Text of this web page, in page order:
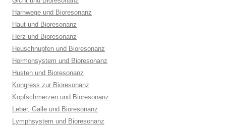
Harnwege und Bioresonanz
Haut und Bioresonanz
Herz und Bioresonanz
Heuschnupfen und Bioresonanz
Hormonsystem und Bioresonanz
Husten und Bioresonanz
Kongress zur Bioresonanz
Kopfschmerzen und Bioresonanz
Leber, Galle und Bioresonanz
Lymphsystem und Bioresonanz